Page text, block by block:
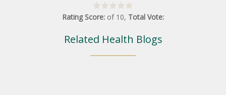
Rating Score: of 10, Total Vote:
Related Health Blogs